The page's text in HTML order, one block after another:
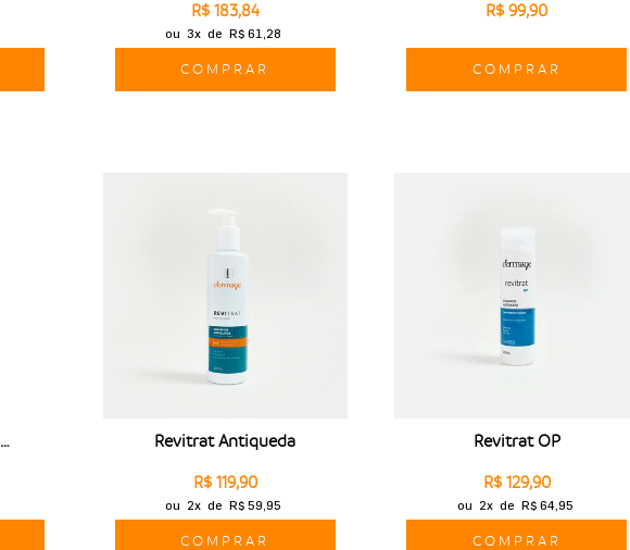
R$ 183,84
ou 3x de R$ 61,28
COMPRAR
R$ 99,90
COMPRAR
Revicare Dry Shampoo Revitrat Antiqueda
R$ 119,90
ou 2x de R$ 59,95
COMPRAR
Revitrat OP
R$ 129,90
ou 2x de R$ 64,95
COMPRAR